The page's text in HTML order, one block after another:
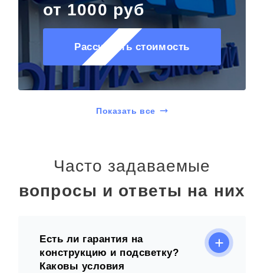
от 1000 руб
Рассчитать стоимость
Показать все
Часто задаваемые
вопросы и ответы на них
Есть ли гарантия на
конструкцию и подсветку?
Каковы условия